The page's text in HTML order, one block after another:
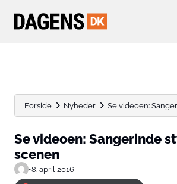
Forside Nyheder Se videoen:
Se videoen: Sangerinde
scenen
•8. april 2016